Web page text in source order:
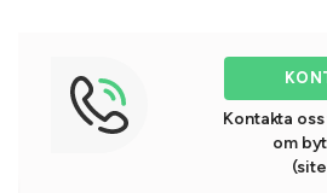
Kontakta
om